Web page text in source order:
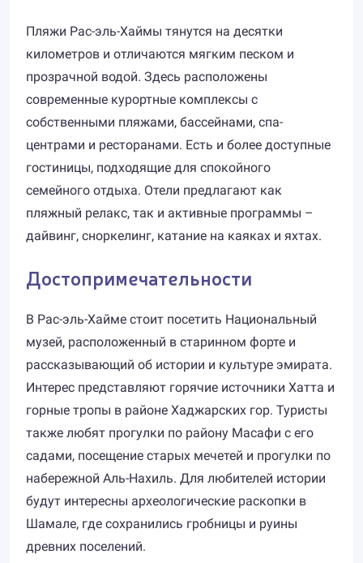
Пляжи Рас-эль-Хаймы тянутся на десятки
километров и отличаются мягким песком и
прозрачной водой. Здесь расположены
современные курортные комплексы с
собственными пляжами, бассейнами, спа-
центрами и ресторанами. Есть и более доступные
гостиницы, подходящие для спокойного
семейного отдыха. Отели предлагают как
пляжный релакс, так и активные программы –
дайвинг, сноркелинг, катание на каяках и яхтах.
Достопримечательности
В Рас-эль-Хайме стоит посетить Национальный
музей, расположенный в старинном форте и
рассказывающий об истории и культуре эмирата.
Интерес представляют горячие источники Хатта и
горные тропы в районе Хаджарских гор. Туристы
также любят прогулки по району Масафи с его
садами, посещение старых мечетей и прогулки по
набережной Аль-Нахиль. Для любителей истории
будут интересны археологические раскопки в
Шамале, где сохранились гробницы и руины
древних поселений.